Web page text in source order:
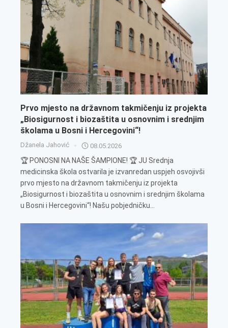
Prvo mjesto na državnom takmičenju iz projekta
„Biosigurnost i biozaštita u osnovnim i srednjim
školama u Bosni i Hercegovini“!
Džanela Jahović 08.05.2026
🏆 PONOSNI NA NAŠE ŠAMPIONE! 🏆 JU Srednja
medicinska škola ostvarila je izvanredan uspjeh osvojivši
prvo mjesto na državnom takmičenju iz projekta
„Biosigurnost i biozaštita u osnovnim i srednjim školama
u Bosni i Hercegovini“! Našu pobjedničku...